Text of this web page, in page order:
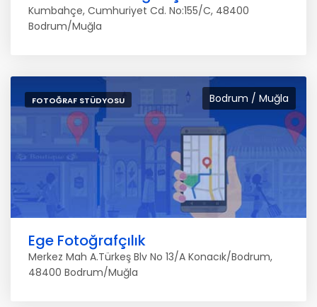
Kumbahçe, Cumhuriyet Cd. No:155/C, 48400
Bodrum/Muğla
Bodrum / Muğla
FOTOĞRAF STÜDYOSU
Ege Fotoğrafçılık
Merkez Mah A.Türkeş Blv No 13/A Konacık/Bodrum,
48400 Bodrum/Muğla